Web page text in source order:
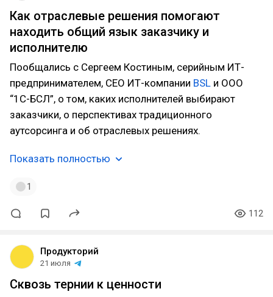
Как отраслевые решения помогают
находить общий язык заказчику и
исполнителю
Пообщались с Сергеем Костиным, серийным ИТ-
предпринимателем, CEO ИТ-компании BSL и ООО
“1С-БСЛ”, о том, каких исполнителей выбирают
заказчики, о перспективах традиционного
аутсорсинга и об отраслевых решениях.
Показать полностью
1
112
Продукторий
21 июля
Сквозь тернии к ценности